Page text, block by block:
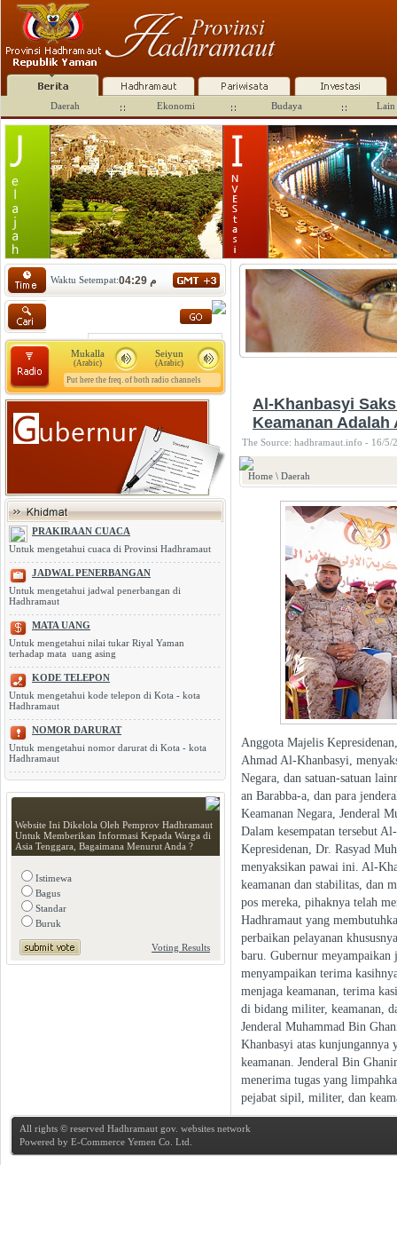
Daerah Ekonomi Budaya Lain
Waktu Setempat: 04:29 م
Seiyun
(Arabic)
Mukalla
(Arabic)
Put here the freq. of both radio channels
PRAKIRAAN CUACA
Untuk mengetahui cuaca di Provinsi Hadhramaut
JADWAL PENERBANGAN
Untuk mengetahui jadwal penerbangan di
Hadhramaut
MATA UANG
Untuk mengetahui nilai tukar Riyal Yaman
terhadap mata uang asing
KODE TELEPON
Untuk mengetahui kode telepon di Kota - kota
Hadhramaut
NOMOR DARURAT
Untuk mengetahui nomor darurat di Kota - kota
Hadhramaut
Website Ini Dikelola Oleh Pemprov Hadhramaut
Untuk Memberikan Informasi Kepada Warga di
Asia Tenggara, Bagaimana Menurut Anda ?
Istimewa
Bagus
Standar
Buruk
Voting Results
Al-Khanbasyi
Keamanan Adalah
The Source: hadhramaut.info - 16/5/
Home \ Daerah
Anggota Majelis
Ahmad Al-Khanbasyi,
Negara, dan satuan-satuan
an Barabba-a, dan para
Keamanan Negara, Jenderal
Dalam kesempatan tersebut
Kepresidenan, Dr. Rasyad
menyaksikan pawai ini. Al-
keamanan dan stabilitas, dan
pos mereka, pihaknya telah
Hadhramaut yang
perbaikan pelayanan
baru. Gubernur meyampaikan
menyampaikan terima
menjaga keamanan, terima
di bidang militer, keamanan,
Jenderal Muhammad Bin
Khanbasyi atas kunjungannya
keamanan. Jenderal Bin
menerima tugas yang
pejabat sipil, militer, dan
All rights © reserved Hadhramaut gov. websites network
Powered by E-Commerce Yemen Co. Ltd.